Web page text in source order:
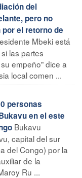
del
pero no
el retorno de
Mbeki está
las partes
empeño" dice a
local comen ...
personas
en el este
Bukavu
capital del sur
del Congo) por la
de la
Ru ...